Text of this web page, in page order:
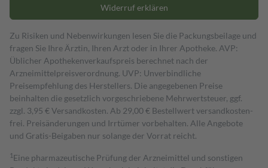
Widerruf erklären
Zu Risiken und Nebenwirkungen lesen Sie die Packungsbeilage und
fragen Sie Ihre Ärztin, Ihren Arzt oder in Ihrer Apotheke. AVP:
Üblicher Apothekenverkaufspreis berechnet nach der
Arzneimittelpreisverordnung. UVP: Unverbindliche
Preisempfehlung des Herstellers. Die angegebenen Preise
beinhalten die gesetzlich vorgeschriebene Mehrwertsteuer, ggf.
zzgl. 3,95 € Versandkosten. Ab 29,00 € Bestell­wert versand­kosten­
frei. Preisänderungen und Irrtümer vorbehalten. Alle Angebote
und Gratis-Beigaben nur solange der Vorrat reicht.
1 Eine pharmazeutische Prüfung der Arzneimittel und sonstigen